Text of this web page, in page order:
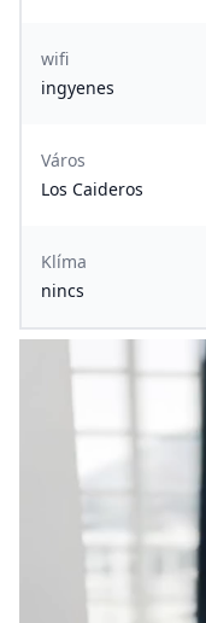
wifi
ingyenes
Város
Los Caideros
Klíma
nincs